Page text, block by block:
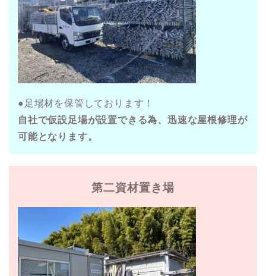
●足場材を保管しております！
自社で仮設足場が設置できる為、迅速な屋根修理が
可能となります。
第二資材置き場